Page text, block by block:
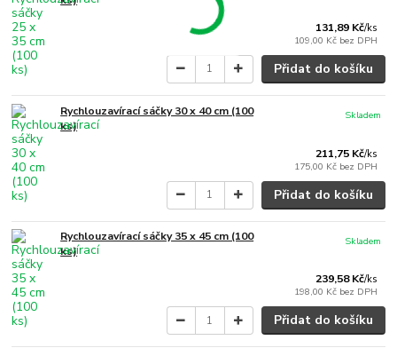
131,89 Kč/ks
109,00 Kč bez DPH
Přidat do košíku
Rychlouzavírací sáčky 30 x 40 cm (100
ks)
211,75 Kč/ks
175,00 Kč bez DPH
Skladem
Přidat do košíku
Rychlouzavírací sáčky 35 x 45 cm (100
ks)
239,58 Kč/ks
198,00 Kč bez DPH
Skladem
Přidat do košíku